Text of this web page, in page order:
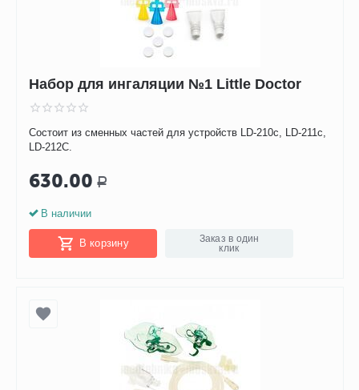
Набор для ингаляции №1 Little Doctor
Состоит из сменных частей для устройств LD-210c, LD-211c,
LD-212C.
630.00 Р
В наличии
В корзину
Заказ в один
клик